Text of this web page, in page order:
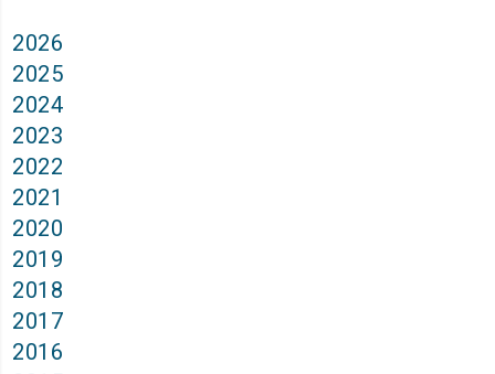
2026
2025
2024
2023
2022
2021
2020
2019
2018
2017
2016